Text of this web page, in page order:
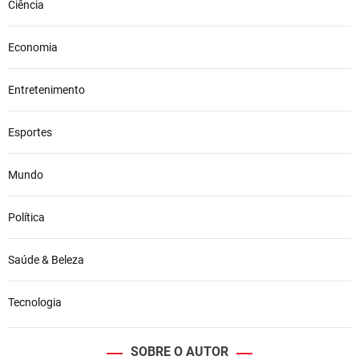
Ciência
Economia
Entretenimento
Esportes
Mundo
Política
Saúde & Beleza
Tecnologia
SOBRE O AUTOR